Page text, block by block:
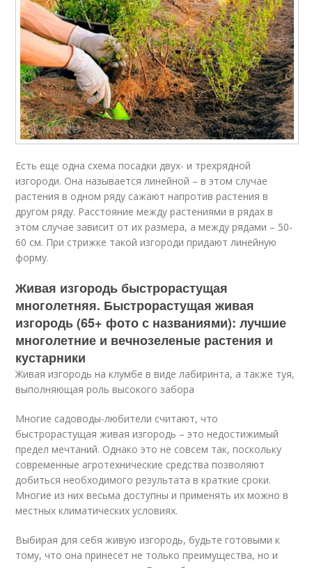
Есть еще одна схема посадки двух- и трехрядной
изгороди. Она называется линейной – в этом случае
растения в одном ряду сажают напротив растения в
другом ряду. Расстояние между растениями в рядах в
этом случае зависит от их размера, а между рядами – 50-
60 см. При стрижке такой изгороди придают линейную
форму.
Живая изгородь быстрорастущая
многолетняя. Быстрорастущая живая
изгородь (65+ фото с названиями): лучшие
многолетние и вечнозеленые растения и
кустарники
Живая изгородь на клумбе в виде лабиринта, а также туя,
выполняющая роль высокого забора
Многие садоводы-любители считают, что
быстрорастущая живая изгородь – это недостижимый
предел мечтаний. Однако это не совсем так, поскольку
современные агротехнические средства позволяют
добиться необходимого результата в краткие сроки.
Многие из них весьма доступны и применять их можно в
местных климатических условиях.
Выбирая для себя живую изгородь, будьте готовыми к
тому, что она принесет не только преимущества, но и